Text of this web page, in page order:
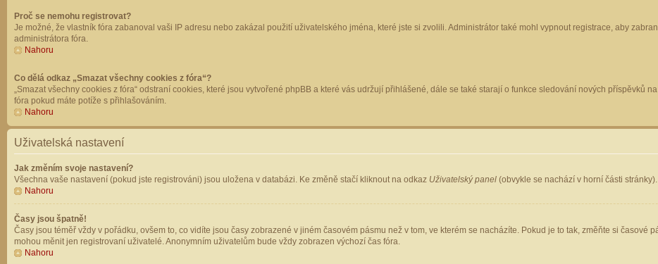
Proč se nemohu registrovat?
Je možné, že vlastník fóra zabanoval vaši IP adresu nebo zakázal použití uživatelského jména, které jste si zvolili. Administrátor také mohl vypnout registrace, aby
administrátora fóra.
Nahoru
Co dělá odkaz „Smazat všechny cookies z fóra“?
„Smazat všechny cookies z fóra“ odstraní cookies, které jsou vytvořené phpBB a které vás udržují přihlášené, dále se také starají o funkce sledování nových příspěvků
fóra pokud máte potíže s přihlašováním.
Nahoru
Uživatelská nastavení
Jak změním svoje nastavení?
Všechna vaše nastavení (pokud jste registrováni) jsou uložena v databázi. Ke změně stačí kliknout na odkaz Uživatelský panel (obvykle se nachází v horní části
Nahoru
Časy jsou špatně!
Časy jsou téměř vždy v pořádku, ovšem to, co vidíte jsou časy zobrazené v jiném časovém pásmu než v tom, ve kterém se nacházíte. Pokud je to tak, změňte si časové
mohou měnit jen registrovaní uživatelé. Anonymním uživatelům bude vždy zobrazen výchozí čas fóra.
Nahoru